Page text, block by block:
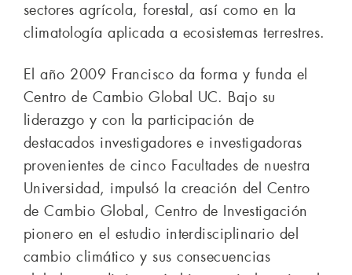
sectores agrícola, forestal, así como en la
climatología aplicada a ecosistemas terrestres.
El año 2009 Francisco da forma y funda el
Centro de Cambio Global UC. Bajo su
liderazgo y con la participación de
destacados investigadores e investigadoras
provenientes de cinco Facultades de nuestra
Universidad, impulsó la creación del Centro
de Cambio Global, Centro de Investigación
pionero en el estudio interdisciplinario del
cambio climático y sus consecuencias